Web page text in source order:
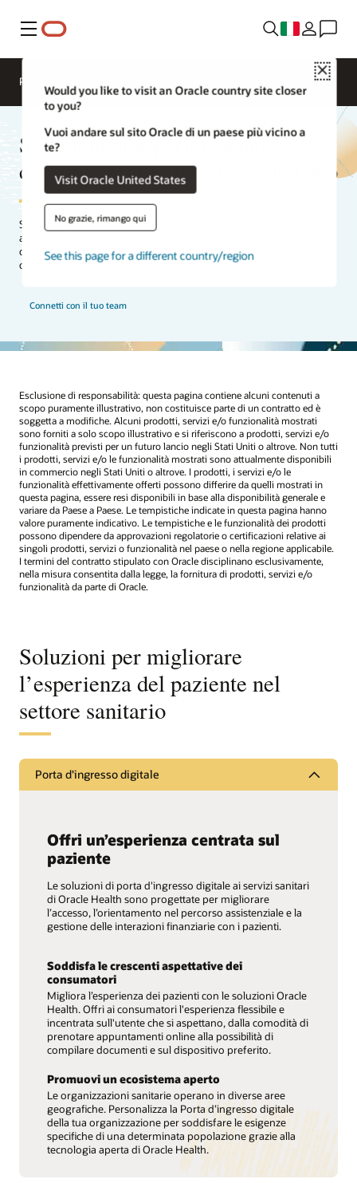
Menu
Close
Would you like to visit an Oracle country site closer
to you?
Vuoi andare sul sito Oracle di un paese più vicino a
te?
Visit Oracle United States
No grazie, rimango qui
See this page for a different country/region
Panoramica
Soluzioni di esperienza dei
consumatori per il settore sanitario
Soddisfa le crescenti aspettative dei consumatori e metti la persona
al centro del suo percorso sanitario con le soluzioni per l'esperienza
dei consumatori di Oracle Health, che includono la porta d'ingresso
digitale e le funzionalità di assistenza virtuale.
Connetti con il tuo team
Esclusione di responsabilità: questa pagina contiene alcuni contenuti a
scopo puramente illustrativo, non costituisce parte di un contratto ed è
soggetta a modifiche. Alcuni prodotti, servizi e/o funzionalità mostrati
sono forniti a solo scopo illustrativo e si riferiscono a prodotti, servizi e/o
funzionalità previsti per un futuro lancio negli Stati Uniti o altrove. Non tutti
i prodotti, servizi e/o le funzionalità mostrati sono attualmente disponibili
in commercio negli Stati Uniti o altrove. I prodotti, i servizi e/o le
funzionalità effettivamente offerti possono differire da quelli mostrati in
questa pagina, essere resi disponibili in base alla disponibilità generale e
variare da Paese a Paese. Le tempistiche indicate in questa pagina hanno
valore puramente indicativo. Le tempistiche e le funzionalità dei prodotti
possono dipendere da approvazioni regolatorie o certificazioni relative ai
singoli prodotti, servizi o funzionalità nel paese o nella regione applicabile.
I termini del contratto stipulato con Oracle disciplinano esclusivamente,
nella misura consentita dalla legge, la fornitura di prodotti, servizi e/o
funzionalità da parte di Oracle.
Soluzioni per migliorare
l’esperienza del paziente nel
settore sanitario
Porta d'ingresso digitale
Offri un’esperienza centrata sul
paziente
Le soluzioni di porta d'ingresso digitale ai servizi sanitari
di Oracle Health sono progettate per migliorare
l’accesso, l’orientamento nel percorso assistenziale e la
gestione delle interazioni finanziarie con i pazienti.
Soddisfa le crescenti aspettative dei
consumatori
Migliora l’esperienza dei pazienti con le soluzioni Oracle
Health. Offri ai consumatori l'esperienza flessibile e
incentrata sull'utente che si aspettano, dalla comodità di
prenotare appuntamenti online alla possibilità di
compilare documenti e sul dispositivo preferito.
Promuovi un ecosistema aperto
Le organizzazioni sanitarie operano in diverse aree
geografiche. Personalizza la Porta d’ingresso digitale
della tua organizzazione per soddisfare le esigenze
specifiche di una determinata popolazione grazie alla
tecnologia aperta di Oracle Health.